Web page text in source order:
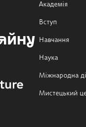
Академія
Вступ
Навчання
Наука
Міжнародна
Мистецький